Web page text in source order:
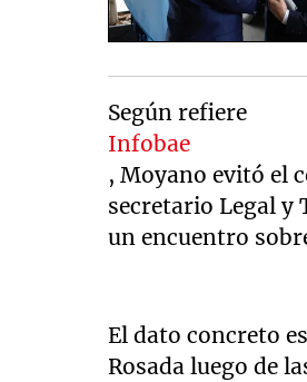
Según refiere
Infobae
, Moyano evitó el
secretario Legal y
un encuentro
El dato concreto
Rosada luego de